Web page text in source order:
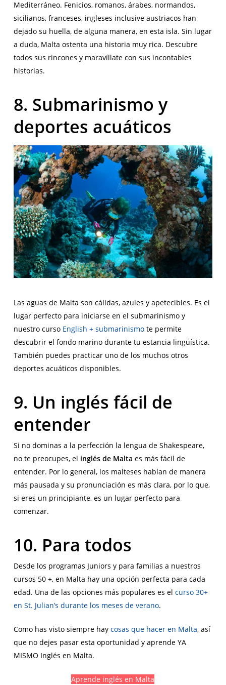
Mediterráneo. Fenicios, romanos, árabes, normandos,
sicilianos, franceses, ingleses inclusive austriacos han
dejado su huella, de alguna manera, en esta isla. Sin lugar
a duda, Malta ostenta una historia muy rica. Descubre
todos sus rincones y maravíllate con sus incontables
historias.
8. Submarinismo y
deportes acuáticos
Las aguas de Malta son cálidas, azules y apetecibles. Es el
lugar perfecto para iniciarse en el submarinismo y
nuestro curso English + submarinismote permite
descubrir el fondo marino durante tu estancia lingüística.
También puedes practicar uno de los muchos otros
deportes acuáticos disponibles.
9. Un inglés fácil de
entender
Si no dominas a la perfección la lengua de Shakespeare,
no te preocupes, el inglés de Malta es más fácil de
entender. Por lo general, los malteses hablan de manera
más pausada y su pronunciación es más clara, por lo que,
si eres un principiante, es un lugar perfecto para
comenzar.
10. Para todos
Desde los programas Juniors y para familias a nuestros
cursos 50 +, en Malta hay una opción perfecta para cada
edad. Una de las opciones más populares es el curso 30+
en St. Julian’s durante los meses de verano.
Como has visto siempre hay cosas que hacer en Malta, así
que no dejes pasar esta oportunidad y aprende YA
MISMO Inglés en Malta.
Aprende inglés en Malta